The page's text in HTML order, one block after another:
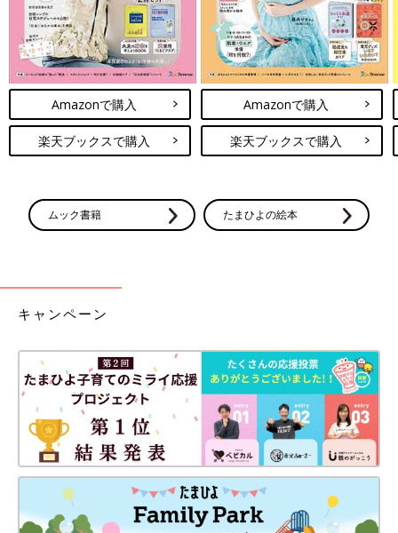
Amazonで購入
楽天ブックスで購入
Amazonで購入
楽天ブックスで購入
ムック書籍 たまひよの絵本
キャンペーン